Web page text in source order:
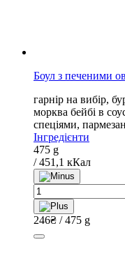
Боул з печеними
гарнір на вибір,
морква бейбі в
спеціями,
Інгредієнти
475 g
/ 451,1 кКал
Боул
з
печеними
овочами
та
246₴ / 475 g